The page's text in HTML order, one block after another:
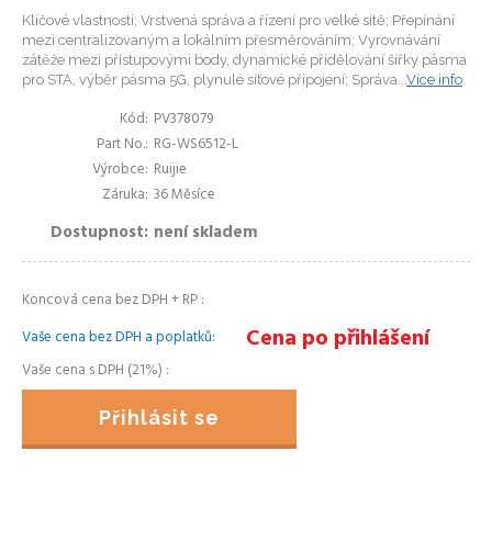
Klíčové vlastnosti; Vrstvená správa a řízení pro velké sítě; Přepínání
mezi centralizovaným a lokálním přesměrováním; Vyrovnávání
zátěže mezi přístupovými body, dynamické přidělování šířky pásma
pro STA, výběr pásma 5G, plynulé síťové připojení; Správa...Více info
Kód PV378079
Part No. RG-WS6512-L
Výrobce Ruijie
Záruka 36 Měsíce
Dostupnost není skladem
Koncová cena bez DPH + RP
Vaše cena bez DPH a poplatků
Cena po přihlášení
Vaše cena s DPH (21%)
Přihlásit se